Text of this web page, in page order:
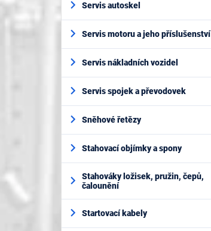
Servis autoskel
Servis motoru a jeho příslušenství
Servis nákladních vozidel
Servis spojek a převodovek
Sněhové řetězy
Stahovací objímky a spony
Stahováky ložisek, pružin, čepů,
čalounění
Startovací kabely